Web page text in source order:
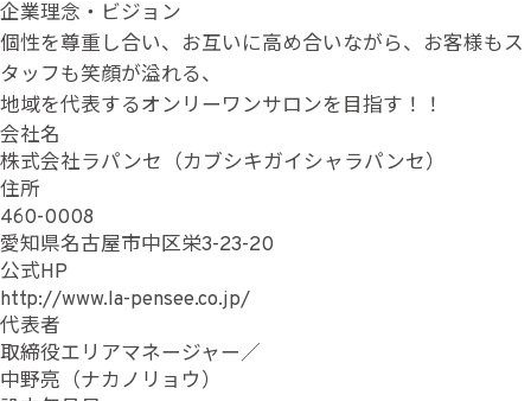
企業理念・ビジョン
個性を尊重し合い、お互いに高め合いながら、お客様もス
タッフも笑顔が溢れる、
地域を代表するオンリーワンサロンを目指す！！
会社名
株式会社ラパンセ（カブシキガイシャラパンセ）
住所
460-0008
愛知県名古屋市中区栄3-23-20
公式HP
http://www.la-pensee.co.jp/
代表者
取締役エリアマネージャー／
中野亮（ナカノリョウ）